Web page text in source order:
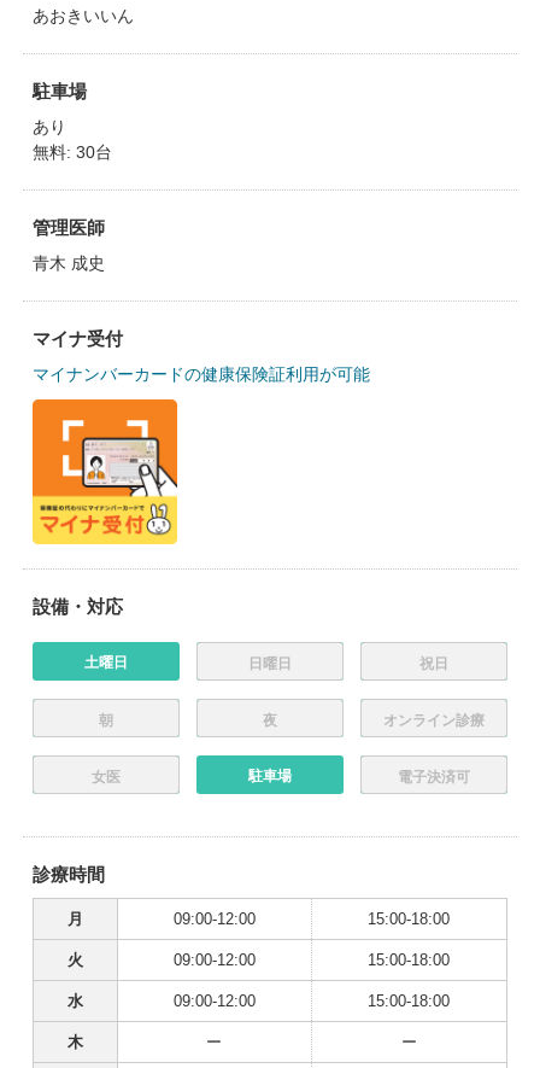
あおきいいん
駐車場
あり
無料: 30台
管理医師
青木 成史
マイナ受付
マイナンバーカードの健康保険証利用が可能
設備・対応
土曜日 日曜日 祝日
朝 夜 オンライン診療
女医 駐車場 電子決済可
診療時間
月 09:00-12:00 15:00-18:00
火 09:00-12:00 15:00-18:00
水 09:00-12:00 15:00-18:00
木 ー ー